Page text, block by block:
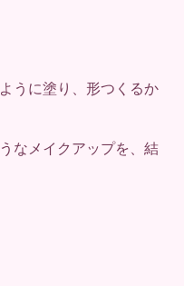
うに塗り、形つくるか
なメイクアップを、結